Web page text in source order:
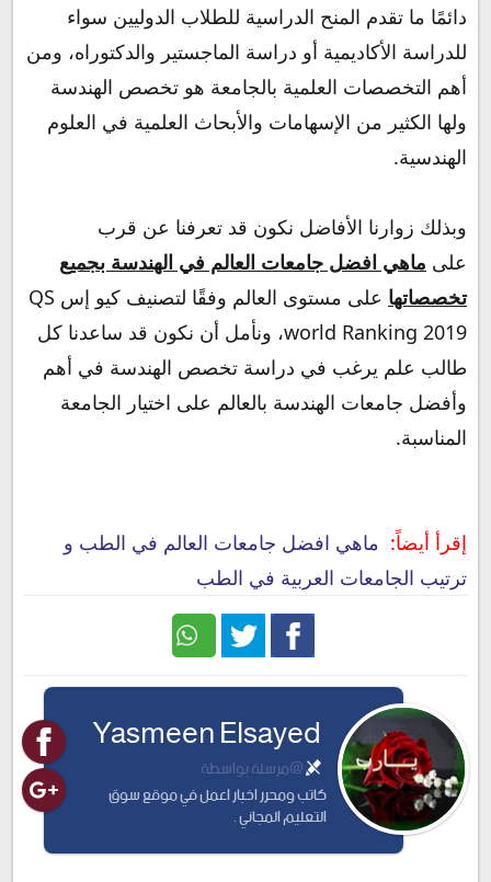
دائمًا ما تقدم المنح الدراسية للطلاب الدوليين سواء
للدراسة الأكاديمية أو دراسة الماجستير والدكتوراه، ومن
أهم التخصصات العلمية بالجامعة هو تخصص الهندسة
ولها الكثير من الإسهامات والأبحاث العلمية في العلوم
الهندسية.
وبذلك زوارنا الأفاضل نكون قد تعرفنا عن قرب
على ماهي افضل جامعات العالم في الهندسة بجميع
تخصصاتها
على مستوى العالم وفقًا لتصنيف كيو إس QS
world Ranking 2019، ونأمل أن نكون قد ساعدنا كل
طالب علم يرغب في دراسة تخصص الهندسة في أهم
وأفضل جامعات الهندسة بالعالم على اختيار الجامعة
المناسبة.
إقرأ أيضاً: ماهي افضل جامعات العالم في الطب و
ترتيب الجامعات العربية في الطب
Yasmeen Elsayed
@مرسلة بواسطة
كاتب ومحرر اخبار اعمل في موقع سوق
التعليم المجاني .